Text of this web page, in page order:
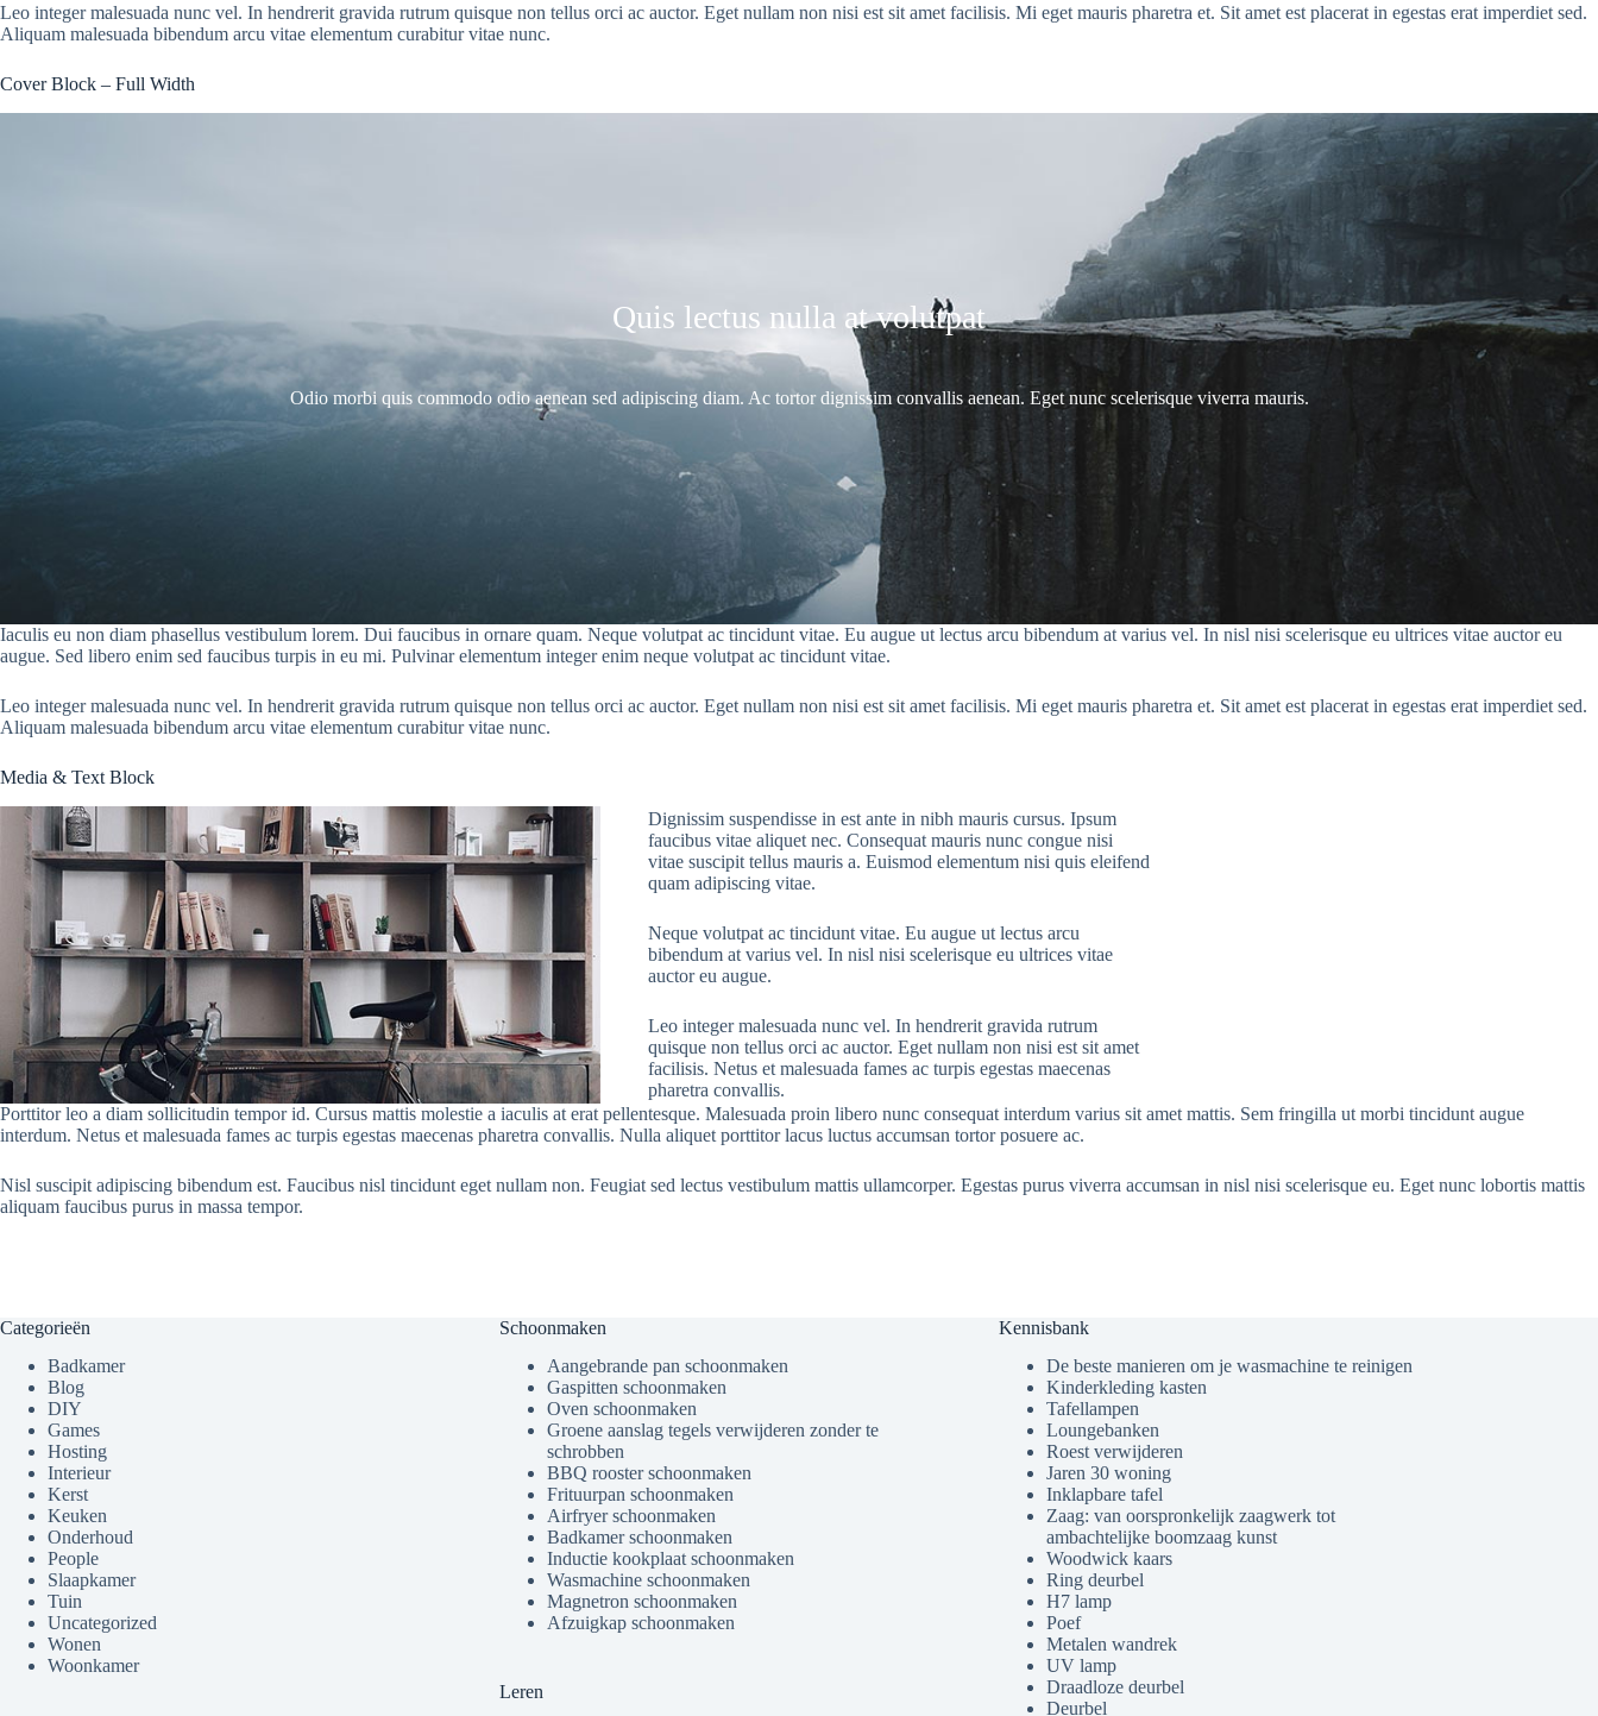
Leo integer malesuada nunc vel. In hendrerit gravida rutrum quisque non tellus orci ac auctor. Eget nullam non nisi est sit amet facilisis. Mi eget mauris pharetra et. Sit amet est placerat in egestas erat imperdiet sed.
Aliquam malesuada bibendum arcu vitae elementum curabitur vitae nunc.
Cover Block – Full Width
Quis lectus nulla at volutpat
Odio morbi quis commodo odio aenean sed adipiscing diam. Ac tortor dignissim convallis aenean. Eget nunc scelerisque viverra mauris.
Iaculis eu non diam phasellus vestibulum lorem. Dui faucibus in ornare quam. Neque volutpat ac tincidunt vitae. Eu augue ut lectus arcu bibendum at varius vel. In nisl nisi scelerisque eu ultrices vitae auctor eu
augue. Sed libero enim sed faucibus turpis in eu mi. Pulvinar elementum integer enim neque volutpat ac tincidunt vitae.
Leo integer malesuada nunc vel. In hendrerit gravida rutrum quisque non tellus orci ac auctor. Eget nullam non nisi est sit amet facilisis. Mi eget mauris pharetra et. Sit amet est placerat in egestas erat imperdiet sed.
Aliquam malesuada bibendum arcu vitae elementum curabitur vitae nunc.
Media & Text Block
Dignissim suspendisse in est ante in nibh mauris cursus. Ipsum
faucibus vitae aliquet nec. Consequat mauris nunc congue nisi
vitae suscipit tellus mauris a. Euismod elementum nisi quis eleifend
quam adipiscing vitae.
Neque volutpat ac tincidunt vitae. Eu augue ut lectus arcu
bibendum at varius vel. In nisl nisi scelerisque eu ultrices vitae
auctor eu augue.
Leo integer malesuada nunc vel. In hendrerit gravida rutrum
quisque non tellus orci ac auctor. Eget nullam non nisi est sit amet
facilisis. Netus et malesuada fames ac turpis egestas maecenas
pharetra convallis.
Porttitor leo a diam sollicitudin tempor id. Cursus mattis molestie a iaculis at erat pellentesque. Malesuada proin libero nunc consequat interdum varius sit amet mattis. Sem fringilla ut morbi tincidunt augue
interdum. Netus et malesuada fames ac turpis egestas maecenas pharetra convallis. Nulla aliquet porttitor lacus luctus accumsan tortor posuere ac.
Nisl suscipit adipiscing bibendum est. Faucibus nisl tincidunt eget nullam non. Feugiat sed lectus vestibulum mattis ullamcorper. Egestas purus viverra accumsan in nisl nisi scelerisque eu. Eget nunc lobortis mattis
aliquam faucibus purus in massa tempor.
Categorieën
Badkamer
Blog
DIY
Games
Hosting
Interieur
Kerst
Keuken
Onderhoud
People
Slaapkamer
Tuin
Uncategorized
Wonen
Woonkamer
Schoonmaken
Aangebrande pan schoonmaken
Gaspitten schoonmaken
Oven schoonmaken
Groene aanslag tegels verwijderen zonder te
schrobben
BBQ rooster schoonmaken
Frituurpan schoonmaken
Airfryer schoonmaken
Badkamer schoonmaken
Inductie kookplaat schoonmaken
Wasmachine schoonmaken
Magnetron schoonmaken
Afzuigkap schoonmaken
Leren
Kennisbank
De beste manieren om je wasmachine te reinigen
Kinderkleding kasten
Tafellampen
Loungebanken
Roest verwijderen
Jaren 30 woning
Inklapbare tafel
Zaag: van oorspronkelijk zaagwerk tot
ambachtelijke boomzaag kunst
Woodwick kaars
Ring deurbel
H7 lamp
Poef
Metalen wandrek
UV lamp
Draadloze deurbel
Deurbel